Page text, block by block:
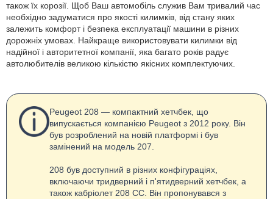
також їх корозії. Щоб Ваш автомобіль служив Вам тривалий час
необхідно задуматися про якості килимків, від стану яких
залежить комфорт і безпека експлуатації машини в різних
дорожніх умовах. Найкраще використовувати килимки від
надійної і авторитетної компанії, яка багато років радує
автолюбителів великою кількістю якісних комплектуючих.
Peugeot 208 — компактний хетчбек, що
випускається компанією Peugeot з 2012 року. Він
був розроблений на новій платформі і був
замінений на модель 207.
208 був доступний в різних конфігураціях,
включаючи тридверний і п'ятидверний хетчбек, а
також кабріолет 208 CC. Він пропонувався з